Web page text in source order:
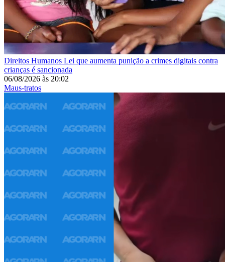
Direitos Humanos Lei que aumenta punição a crimes digitais contra
crianças é sancionada
06/08/2026 às 20:02
Maus-tratos